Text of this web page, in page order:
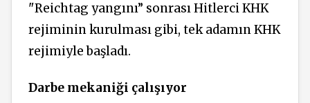
"Reichtag yangını” sonrası Hitlerci KHK
rejiminin kurulması gibi, tek adamın KHK
rejimiyle başladı.
Darbe mekaniği çalışıyor